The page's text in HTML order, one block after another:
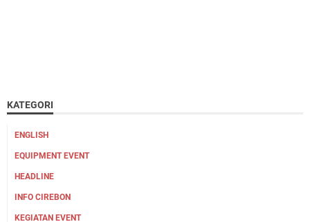
KATEGORI
ENGLISH
EQUIPMENT EVENT
HEADLINE
INFO CIREBON
KEGIATAN EVENT